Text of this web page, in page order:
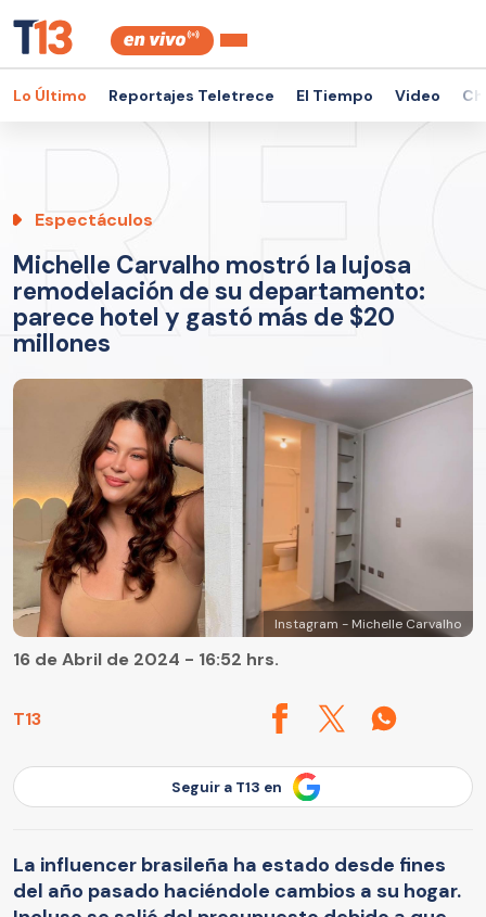
Lo Último Reportajes Teletrece El Tiempo Video
Espectáculos
Michelle Carvalho mostró la lujosa
remodelación de su departamento:
parece hotel y gastó más de $20
millones
Instagram - Michelle Carvalho
T13
16 de Abril de 2024 - 16:52 hrs.
Seguir a T13 en
La influencer brasileña ha estado desde fines
del año pasado haciéndole cambios a su hogar.